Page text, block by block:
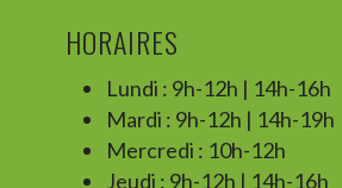
HORAIRES
Lundi : 9h-12h | 14h-16h
Mardi : 9h-12h | 14h-19h
Mercredi : 10h-12h
Jeudi : 9h-12h | 14h-16h